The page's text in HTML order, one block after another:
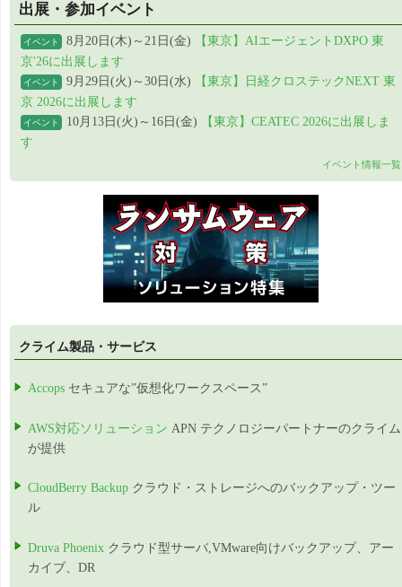
出展・参加イベント
イベント 8月20日(木)～21日(金)
【東京】AIエージェントDXPO 東
京'26に出展します
イベント 9月29日(火)～30日(水)
【東京】日経クロステックNEXT 東
京 2026に出展します
イベント 10月13日(火)～16日(金)
【東京】CEATEC 2026に出展しま
す
イベント情報一覧
クライム製品・サービス
Accops セキュアな”仮想化ワークスペース”
AWS対応ソリューション APN テクノロジーパートナーのクライム
が提供
CloudBerry Backup クラウド・ストレージへのバックアップ・ツー
ル
Druva Phoenix クラウド型サーバ,VMware向けバックアップ、アー
カイブ、DR